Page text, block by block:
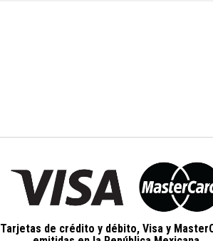
Tarjetas de crédito y débito, Visa y